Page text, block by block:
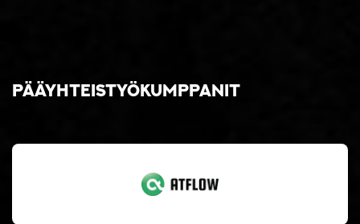
Pääyhteistyökumppanit